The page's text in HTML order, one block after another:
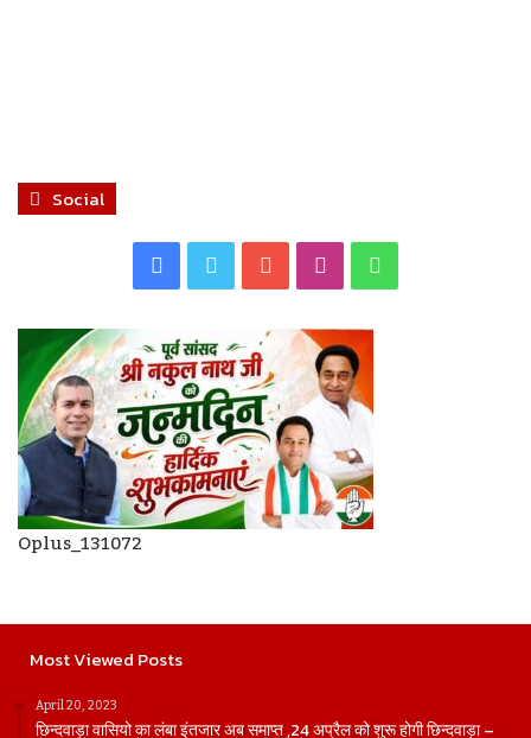
Social
Facebook
Twitter YouTubeInstagram
Oplus_131072
Most Viewed Posts
April 20, 2023
छिन्दवाड़ा वासियो का लंबा इंतजार अब समाप्त ,24 अप्रैल को शुरू होगी छिन्दवाड़ा –